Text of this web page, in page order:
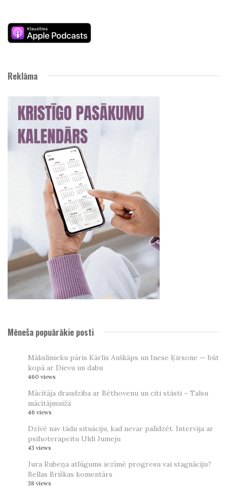
Reklāma
Mēneša popuārākie posti
Mākslinieku pāris Kārlis Auškāps un Inese Ķirsone — būt
kopā ar Dievu un dabu
460 views
Mācītāja draudzība ar Bēthovenu un citi stāsti – Talsu
mācītājmuižā
46 views
Dzīvē nav tādu situāciju, kad nevar palīdzēt. Intervija ar
psihoterapeitu Uldi Jumeju
43 views
Jura Rubeņa atlūgums iezīmē progresu vai stagnāciju?
Bellas Briškas komentārs
38 views